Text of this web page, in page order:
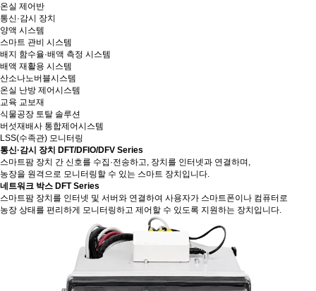
온실 제어반
통신·감시 장치
양액 시스템
스마트 관비 시스템
배지 함수율·배액 측정 시스템
배액 재활용 시스템
산소나노버블시스템
온실 난방 제어시스템
교육 교보재
식물공장 토탈 솔루션
버섯재배사 통합제어시스템
LSS(수족관) 모니터링
통신·감시 장치
DFT/DFIO/DFV Series
스마트팜 장치 간 신호를 수집·전송하고, 장치를 인터넷과 연결하며,
농장을 원격으로 모니터링할 수 있는 스마트 장치입니다.
네트워크 박스 DFT Series
스마트팜 장치를 인터넷 및 서버와 연결하여 사용자가 스마트폰이나 컴퓨터로
농장 상태를 편리하게 모니터링하고 제어할 수 있도록 지원하는 장치입니다.